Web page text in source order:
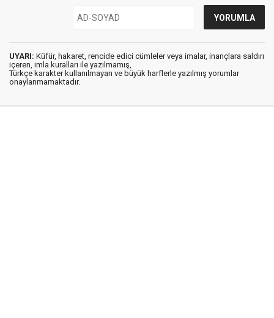
UYARI: Küfür, hakaret, rencide edici cümleler veya imalar, inançlara saldırı
içeren, imla kuralları ile yazılmamış,
Türkçe karakter kullanılmayan ve büyük harflerle yazılmış yorumlar
onaylanmamaktadır.